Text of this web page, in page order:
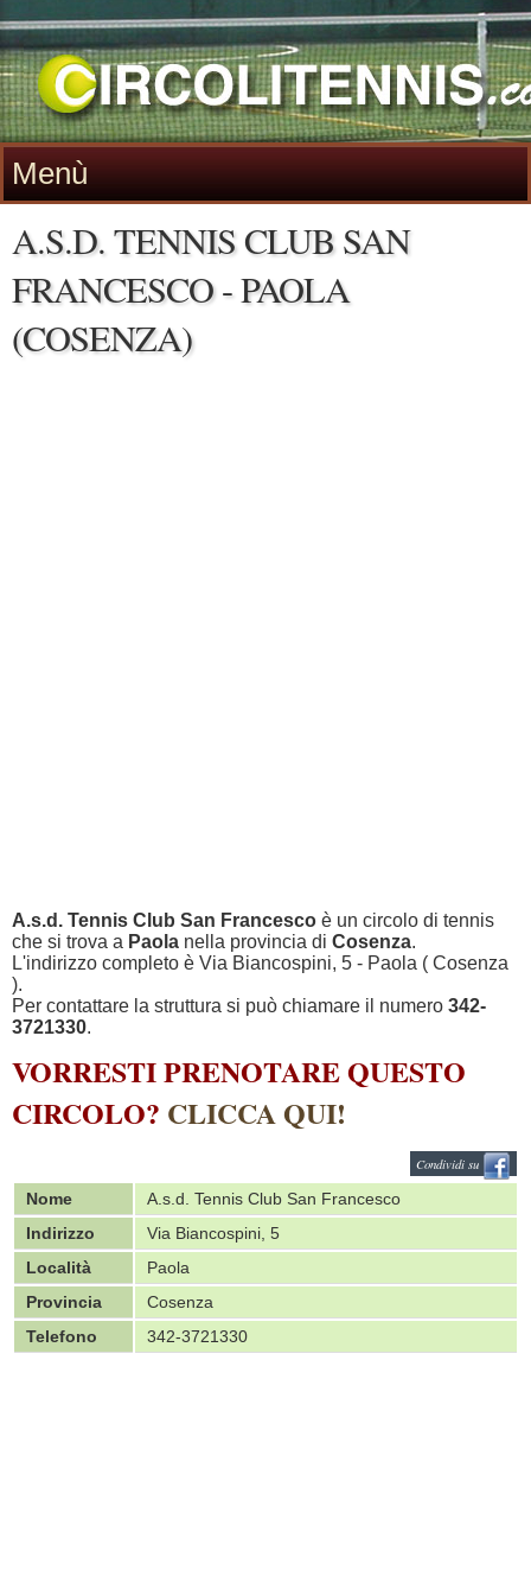
Menù
A.S.D. TENNIS CLUB SAN
FRANCESCO - PAOLA
(COSENZA)
A.s.d. Tennis Club San Francesco è un circolo di tennis
che si trova a Paola nella provincia di Cosenza.
L'indirizzo completo è Via Biancospini, 5 - Paola ( Cosenza
).
Per contattare la struttura si può chiamare il numero 342-
3721330.
VORRESTI PRENOTARE QUESTO
CIRCOLO? CLICCA QUI!
Condividi su
Nome
A.s.d. Tennis Club San Francesco
Indirizzo
Via Biancospini, 5
Località
Paola
Provincia
Cosenza
Telefono
342-3721330